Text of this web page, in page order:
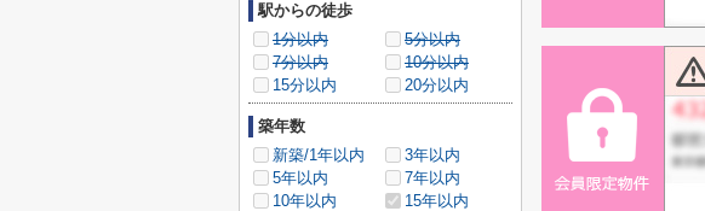
駅からの徒歩
1分以内
5分以内
7分以内
10分以内
15分以内
20分以内
築年数
新築/1年以内
3年以内
5年以内
7年以内
10年以内
15年以内